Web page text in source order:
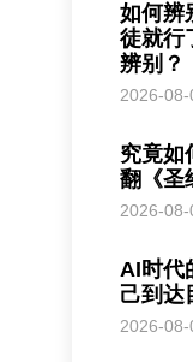
如何
徒就行
辨别？
2026-08-
究竟
翻《圣
2026-08-
AI时代
己到达
2026-08-